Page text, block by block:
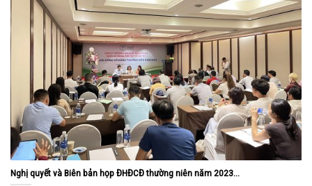
Nghị quyết và Biên bản họp ĐHĐCĐ thường niên năm 2023...